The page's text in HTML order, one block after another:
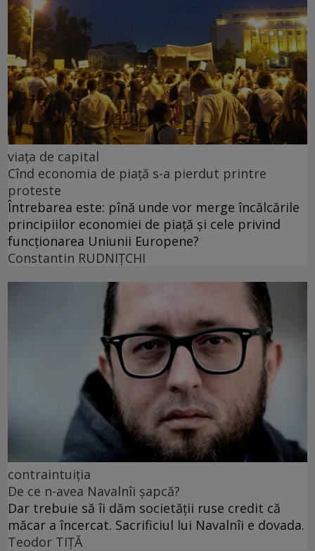
viața de capital
Cînd economia de piață s-a pierdut printre
proteste
Întrebarea este: pînă unde vor merge încălcările
principiilor economiei de piață și cele privind
funcționarea Uniunii Europene?
Constantin RUDNIŢCHI
contraintuiția
De ce n-avea Navalnîi șapcă?
Dar trebuie să îi dăm societății ruse credit că
măcar a încercat. Sacrificiul lui Navalnîi e dovada.
Teodor TIŢĂ